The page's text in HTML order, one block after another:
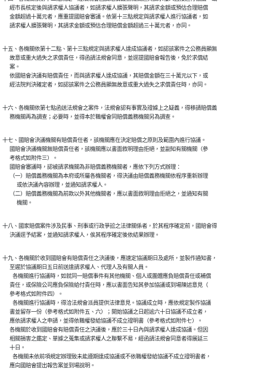
      經市長核定後與請求權人協議者，如請求權人擴張聲明，其請求金額或預估合理賠償
      金額超過十萬元者，應重提國賠會審議。依第十三點規定與請求權人進行協議者，如
      請求權人擴張聲明，其請求金額或預估合理賠償金額超過三十萬元者，亦同。
十五、各機關依第十二點、第十三點規定與請求權人達成協議者，如認該案件之公務員顯無
      故意或重大過失之求償責任，得函請法規會同意，並逕提國賠會報告後，免於求償結
      案。
      依國賠會決議有賠償責任，而與請求權人達成協議，其賠償金額在三十萬元以下，或
      經法院判決確定者，如認該案件之公務員顯無故意或重大過失之求償責任時，亦同。
十六、各機關依第七點函送法規會之案件，法規會認有事實及證據上之疑義，得移請賠償義
      務機關再為調查；必要時，並得本於職權會同賠償義務機關另為調查。
十七、國賠會決議機關有賠償責任者，該機關應在決定賠償之原則及範圍內進行協議。
      國賠會決議機關無賠償責任者，該機關應以書面敘明理由拒絕，並副知有關機關（參
      考格式如附件三）。
      國賠會審議時，認被請求機關為非賠償義務機關者，應依下列方式辦理：
      （一）賠償義務機關為本府或所屬各機關者，得決議由賠償義務機關依程序重新辦理
            或依決議內容辦理，並通知請求權人。
      （二）賠償義務機關為前款以外其他機關者，應以書面敘明理由拒絕之，並通知有關
            機關。
十八、國家賠償案件涉及民事、刑事或行政爭訟之法律關係者，於其程序確定前，國賠會得
      決議逕予結案，並通知請求權人，俟其程序確定後依結果辦理。
十九、各機關於收到國賠會有賠償責任之決議後，應速定協議期日及處所，並製作通知書，
      至遲於協議期日五日前送達請求權人、代理人及有關人員。
各機關進行協議時，如就同一賠償事件有其他機關、個人或團體應負賠償責任或補償
      責任，或保險公司應負保險給付責任時，應以書面告知其參加協議或到場陳述意見（
      參考格式如附件四）。
各機關進行協議時，得洽法規會派員提供法律意見。協議成立時，應依規定製作協議
      書並留存一份（參考格式如附件五、六）；開始協議之日起逾六十日協議不成立者，
      應依請求權人之申請，並得依職權發給協議不成立證明書（參考格式如附件七）。
      各機關於收到國賠會有賠償責任之決議後，應於三十日內與請求權人達成協議。但因
      相關損害之鑑定、單據之蒐集或請求權人之聯繫不易，經函請法規會同意者得展延三
      十日。
各機關未依前項規定辦理致未能遵期達成協議或不依職權發給協議不成立證明書者，
      應向國賠會提出報告案並到場說明。